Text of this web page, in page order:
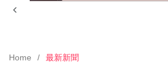
Home 最新新聞